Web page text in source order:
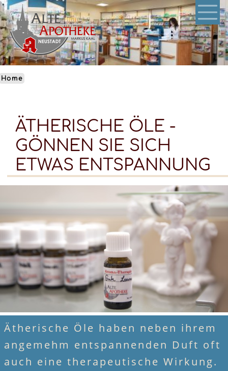
Skip
to
main
content
Home
ÄTHERISCHE ÖLE -
GÖNNEN SIE SICH
ETWAS ENTSPANNUNG
Ätherische Öle haben neben ihrem
angemehm entspannenden Duft oft
auch eine therapeutische Wirkung.